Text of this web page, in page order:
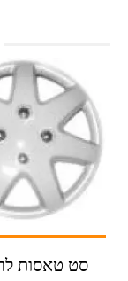
סט טאסות